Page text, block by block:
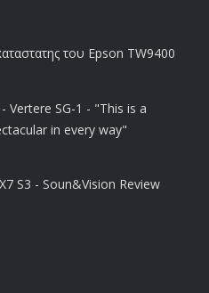
του Epson TW9400
Vertere SG-1 - "This is a
in every way"
S3 - Soun&Vision Review